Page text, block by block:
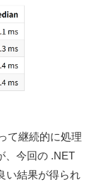
て継続的に処理
、今回の .NET
い結果が得られ